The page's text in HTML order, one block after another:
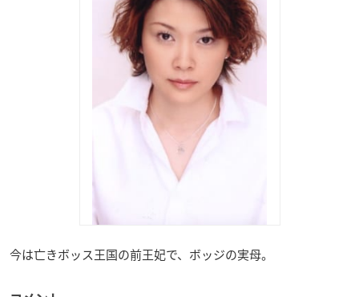
今は亡きボッス王国の前王妃で、ボッジの実母。